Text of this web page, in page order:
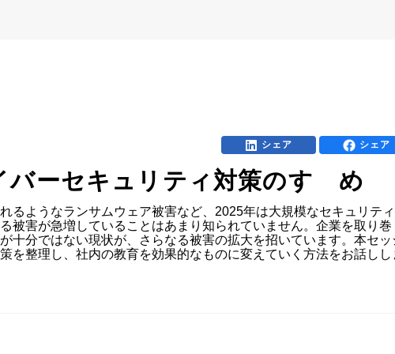
シェア シェア
バーセキュリティ対策のすゝめ
るようなランサムウェア被害など、2025年は大規模なセキュリテ
被害が急増していることはあまり知られていません。企業を取り
十分ではない現状が、さらなる被害の拡大を招いています。本セ
を整理し、社内の教育を効果的なものに変えていく方法をお話しし